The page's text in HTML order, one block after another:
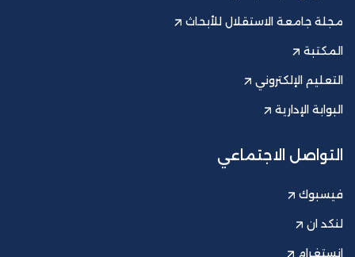
مجلة جامعة الاستقلال للأبحاث
المكتبة
التعليم الإلكتروني
البوابة الإدارية
التواصل الاجتماعي
فيسبوك
لنكد ان
انستغرام